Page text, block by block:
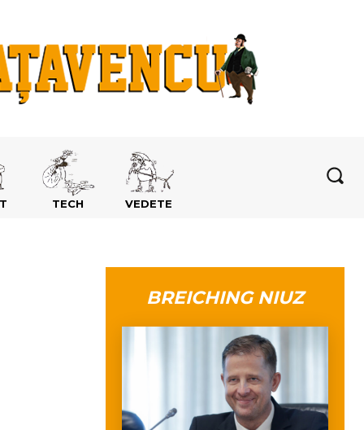
TECH VEDETE
BREICHING NIUZ